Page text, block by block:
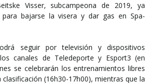
Visser, subcampeona de 2019, ya
bajarse la visera y dar gas en Spa-
seguir por televisión y dispositivos
canales de Teledeporte y Esport3 (en
se celebrarán los entrenamientos libres
clasificación (16h30-17h00), mientras que la